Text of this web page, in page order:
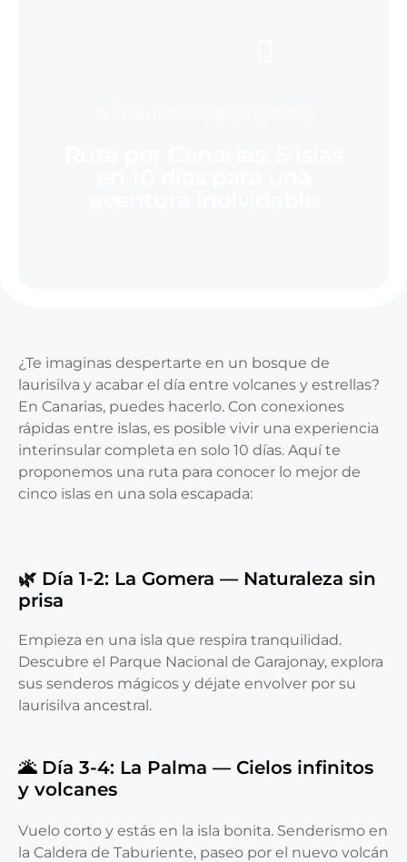
¿Te imaginas despertarte en un bosque de
laurisilva y acabar el día entre volcanes y estrellas?
En Canarias, puedes hacerlo. Con conexiones
rápidas entre islas, es posible vivir una experiencia
interinsular completa en solo 10 días. Aquí te
proponemos una ruta para conocer lo mejor de
cinco islas en una sola escapada:
🌿 Día 1-2: La Gomera — Naturaleza sin
prisa
Empieza en una isla que respira tranquilidad.
Descubre el Parque Nacional de Garajonay, explora
sus senderos mágicos y déjate envolver por su
laurisilva ancestral.
🌋 Día 3-4: La Palma — Cielos infinitos
y volcanes
Vuelo corto y estás en la isla bonita. Senderismo en
la Caldera de Taburiente, paseo por el nuevo volcán